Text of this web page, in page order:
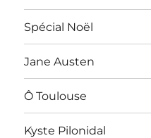
Spécial Noël
Jane Austen
Ô Toulouse
Kyste Pilonidal